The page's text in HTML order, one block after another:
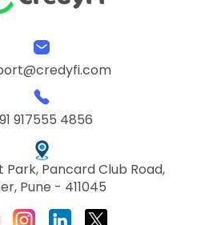
917555 4856
Park, Pancard Club Road,
Pune - 411045